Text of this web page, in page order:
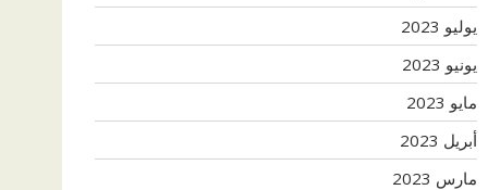
يوليو 2023
يونيو 2023
مايو 2023
أبريل 2023
مارس 2023